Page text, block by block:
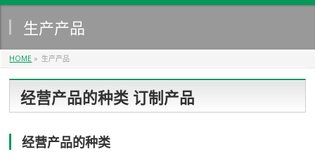
生产产品
HOME » 生产产品
经营产品的种类 订制产品
经营产品的种类